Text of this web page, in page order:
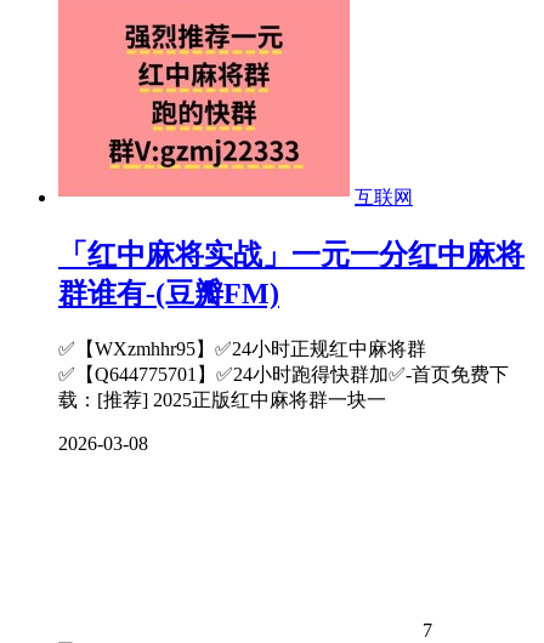
互联网
「红中麻将实战」一元一分红中麻将
群谁有-(豆瓣FM)
✅【WXzmhhr95】✅24小时正规红中麻将群
✅【Q644775701】✅24小时跑得快群加✅-首页免费下
载：[推荐] 2025正版红中麻将群一块一
2026-03-08
7